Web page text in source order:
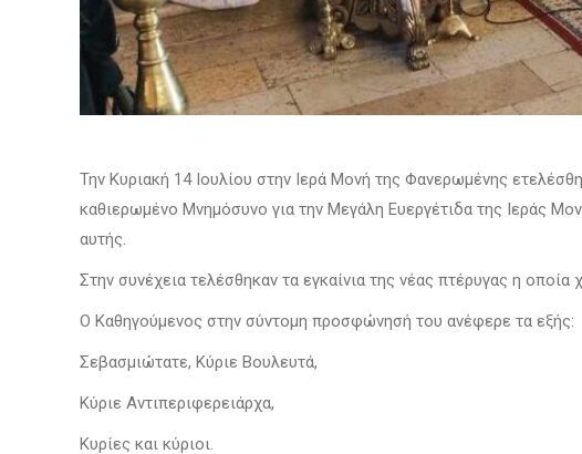
Την Κυριακή 14 Ιουλίου στην Ιερά Μονή της Φανερωμένης
καθιερωμένο Μνημόσυνο για την Μεγάλη Ευεργέτιδα της Ιεράς
αυτής.
Στην συνέχεια τελέσθηκαν τα εγκαίνια της νέας πτέρυγας η
Ο Καθηγούμενος στην σύντομη προσφώνησή του ανέφερε τα εξής:
Σεβασμιώτατε, Κύριε Βουλευτά,
Κύριε Αντιπεριφερειάρχα,
Κυρίες και κύριοι.